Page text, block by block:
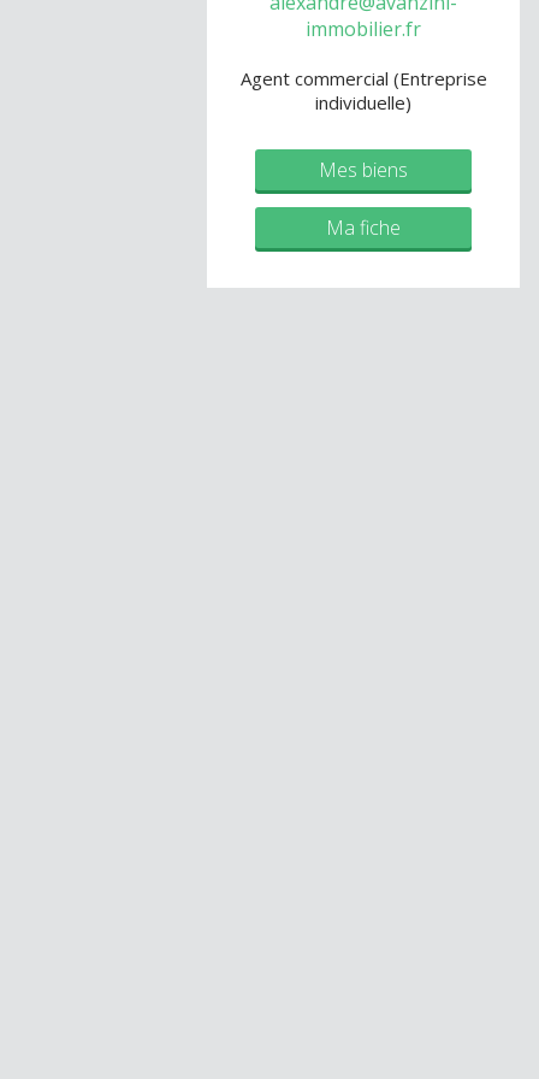
immobilier.fr
Agent commercial (Entreprise
individuelle)
Mes biens
Ma fiche